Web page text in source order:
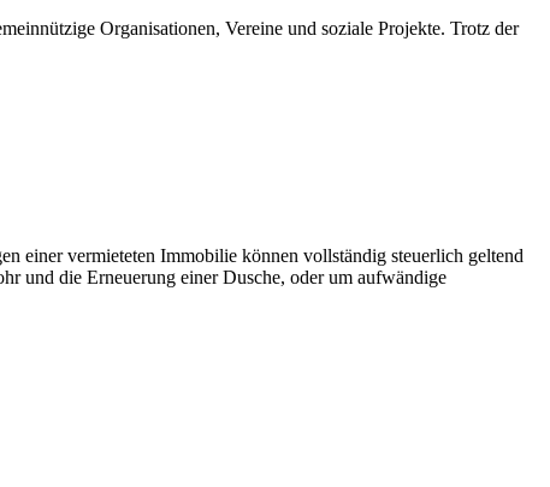
Organisationen, Vereine und soziale Projekte. Trotz der
einer vermieteten Immobilie können vollständig steuerlich geltend
und die Erneuerung einer Dusche, oder um aufwändige